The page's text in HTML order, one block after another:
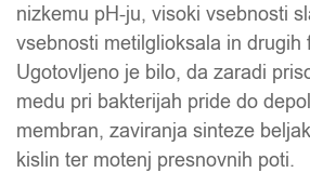
nizkemu pH-ju, visoki vsebnosti
vsebnosti metilglioksala in drugih
Ugotovljeno je bilo, da zaradi
medu pri bakterijah pride do
membran, zaviranja sinteze
kislin ter motenj presnovnih poti.